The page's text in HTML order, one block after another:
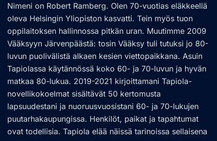
Nimeni on Robert Ramberg. Olen 70-vuotias eläkkeellä
oleva Helsingin Yliopiston kasvatti. Tein myös tuon
oppilaitoksen hallinnossa pitkän uran. Muutimme 2009
Vääksyyn Järvenpäästä: tosin Vääksy tuli tutuksi jo 80-
luvun puolivälistä alkaen kesien viettopaikkana. Asuin
Tapiolassa käytännössä koko 60- ja 70-luvun ja hyvän
matkaa 80-lukua. 2019-2021 kirjoittamani Tapiola-
novellikokoelmat sisältävät 50 kertomusta
lapsuudestani ja nuoruusvuosistani 60- ja 70-lukujen
puutarhakaupungissa. Henkilöt, paikat ja tapahtumat
ovat todellisia. Tapiola elää näissä tarinoissa sellaisena